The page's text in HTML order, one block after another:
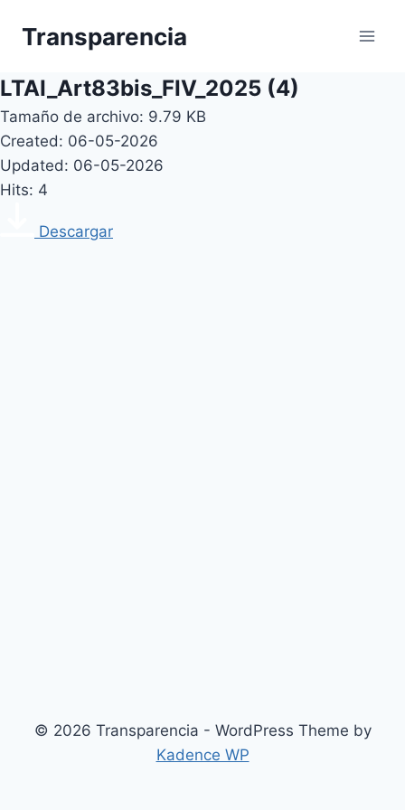
Transparencia
LTAI_Art83bis_FIV_2025 (4)
Tamaño de archivo: 9.79 KB
Created: 06-05-2026
Updated: 06-05-2026
Hits: 4
Descargar
© 2026 Transparencia - WordPress Theme by
Kadence WP